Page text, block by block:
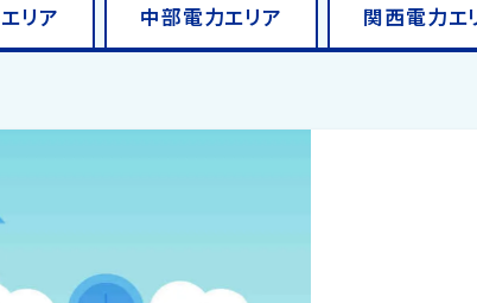
エリア 中部電力エリア 関西電力エ